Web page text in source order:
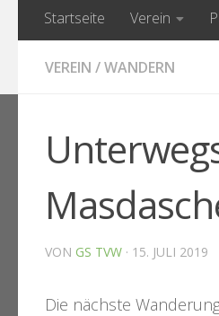
Startseite Verein
VEREIN /WANDERN
VON GS TVW · 15. JULI 2019
Die nächste